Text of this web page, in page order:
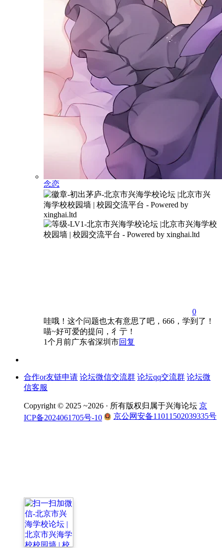
念恋
0
哇哦！这个问题也太有意思了吧，666，学到了！
喵~好可爱的提问，彳亍！
1个月前广东省深圳市回复
合作or友链申请 论坛微信交流群 论坛qq交流群 论坛微
信客服
Copyright © 2025 ~2026 · 所有版权归属于兴海论坛 京
ICP备2024061705号-10
京公网安备11011502039335号